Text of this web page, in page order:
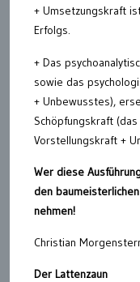
+ Umsetzungskraft
Erfolgs.
+ Das
sowie das
+ Unbewusstes),
Schöpfungskraft
Vorstellungskraft +
Wer diese
den
nehmen!
Christian
Der Lattenzaun